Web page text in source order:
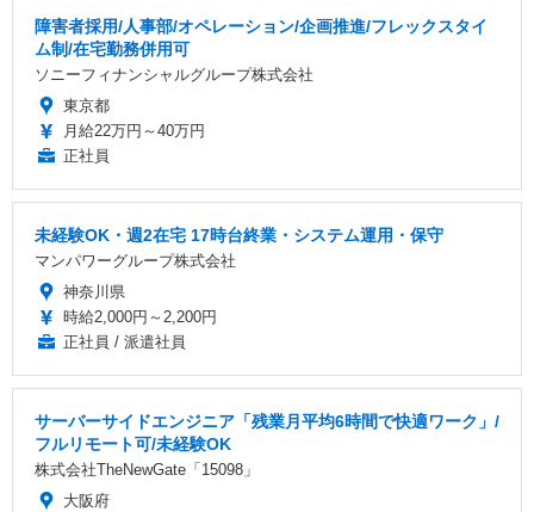
障害者採用/人事部/オペレーション/企画推進/フレックスタイ
ム制/在宅勤務併用可
ソニーフィナンシャルグループ株式会社
東京都
月給22万円～40万円
正社員
未経験OK・週2在宅 17時台終業・システム運用・保守
マンパワーグループ株式会社
神奈川県
時給2,000円～2,200円
正社員 / 派遣社員
サーバーサイドエンジニア「残業月平均6時間で快適ワーク」/
フルリモート可/未経験OK
株式会社TheNewGate「15098」
大阪府